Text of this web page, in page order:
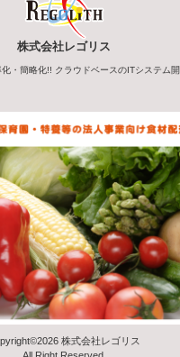
株式会社レゴリス
・簡略化!! クラウドベースのITシステム
株式会社レゴリス